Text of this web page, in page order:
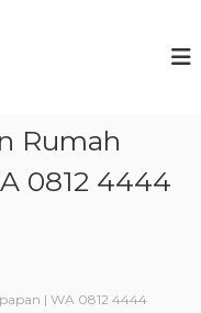
Rumah
0812 4444
| WA 0812 4444